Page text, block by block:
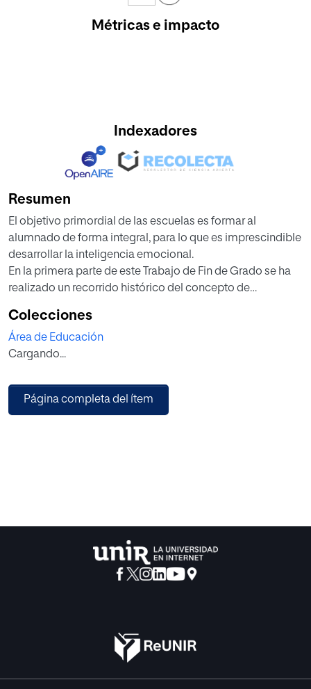
Métricas e impacto
Indexadores
Resumen
El objetivo primordial de las escuelas es formar al
alumnado de forma integral, para lo que es imprescindible
desarrollar la inteligencia emocional.
En la primera parte de este Trabajo de Fin de Grado se ha
realizado un recorrido histórico del concepto de
concepto en el que se ha profundizado e indagado.
También se ha centrado en la importancia de la formación
del profesorado y de las familias, sin olvidar las
quien se centra este trabajo.
En la segunda parte, se ha planteado una propuesta de
Colecciones
Área de Educación
Cargando...
Página completa del ítem